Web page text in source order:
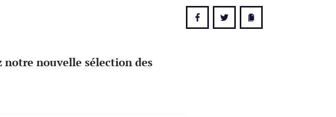
notre nouvelle sélection des